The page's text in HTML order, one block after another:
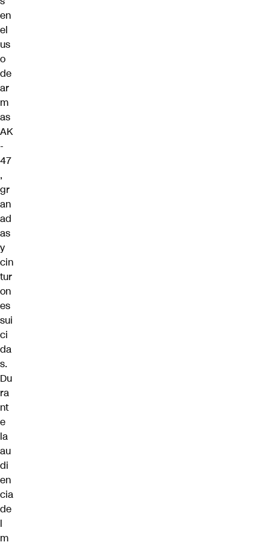
en
el
us
o
de
ar
m
as
AK
-
47
,
gr
an
ad
as
y
cin
tur
on
es
sui
ci
da
s.
Du
ra
nt
e
la
au
di
en
cia
de
l
m